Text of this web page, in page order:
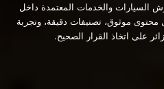
السيارات والخدمات المعتمدة داخل
محتوى موثوق، تصنيفات دقيقة، وتجربة
على اتخاذ القرار الصحيح.